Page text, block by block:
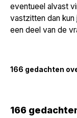
eventueel alvast
vastzitten dan kun
een deel van de
166 gedachten
166